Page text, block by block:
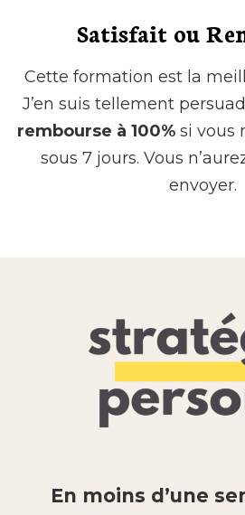
Satisfait ou
Cette formation est la
J’en suis tellement
rembourse à 100%si vous
sous 7 jours. Vous
envoyer.
En moins d’une